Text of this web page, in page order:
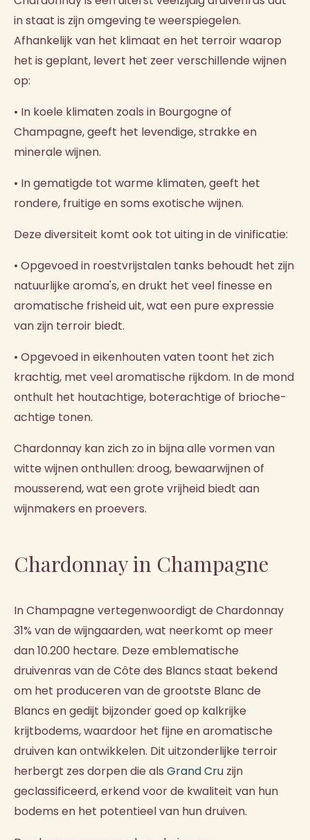
in staat is zijn omgeving te weerspiegelen.
Afhankelijk van het klimaat en het terroir waarop
het is geplant, levert het zeer verschillende wijnen
op:
• In koele klimaten zoals in Bourgogne of
Champagne, geeft het levendige, strakke en
minerale wijnen.
• In gematigde tot warme klimaten, geeft het
rondere, fruitige en soms exotische wijnen.
Deze diversiteit komt ook tot uiting in de vinificatie:
• Opgevoed in roestvrijstalen tanks behoudt het zijn
natuurlijke aroma's, en drukt het veel finesse en
aromatische frisheid uit, wat een pure expressie
van zijn terroir biedt.
• Opgevoed in eikenhouten vaten toont het zich
krachtig, met veel aromatische rijkdom. In de mond
onthult het houtachtige, boterachtige of brioche-
achtige tonen.
Chardonnay kan zich zo in bijna alle vormen van
witte wijnen onthullen: droog, bewaarwijnen of
mousserend, wat een grote vrijheid biedt aan
wijnmakers en proevers.
Chardonnay in Champagne
In Champagne vertegenwoordigt de Chardonnay
31% van de wijngaarden, wat neerkomt op meer
dan 10.200 hectare. Deze emblematische
druivenras van de Côte des Blancs staat bekend
om het produceren van de grootste Blanc de
Blancs en gedijt bijzonder goed op kalkrijke
krijtbodems, waardoor het fijne en aromatische
druiven kan ontwikkelen. Dit uitzonderlijke terroir
herbergt zes dorpen die als Grand Cru zijn
geclassificeerd, erkend voor de kwaliteit van hun
bodems en het potentieel van hun druiven.